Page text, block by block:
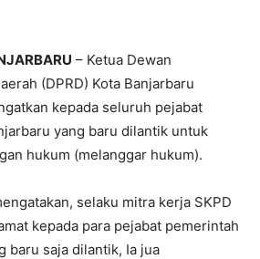
– Ketua Dewan
(DPRD) Kota Banjarbaru
kepada seluruh pejabat
yang baru dilantik untuk
hukum (melanggar hukum).
selaku mitra kerja SKPD
kepada para pejabat pemerintah
baru saja dilantik, Ia jua